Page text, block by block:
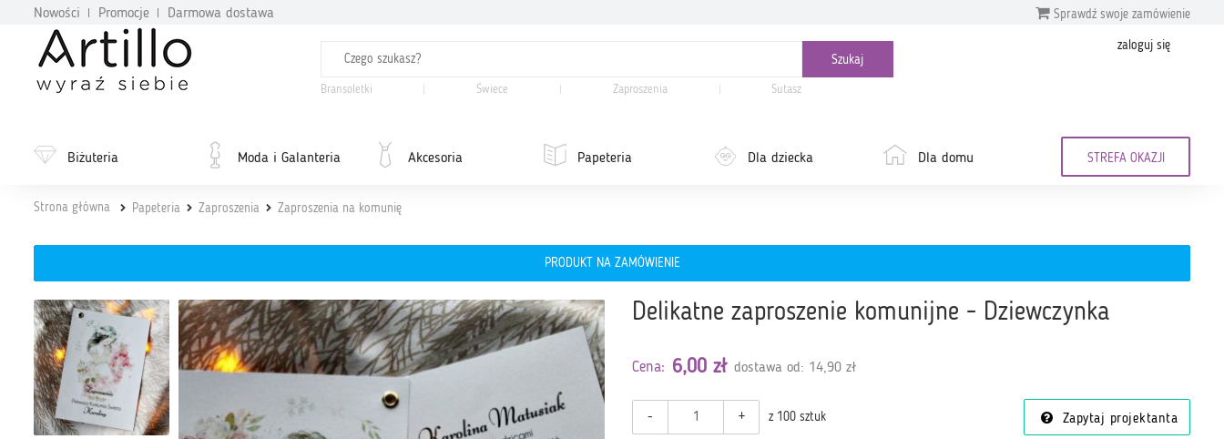
Nowości Promocje Darmowa dostawa Sprawdź swoje zamówienie
Bransoletki Świece Zaproszenia Sutasz
zaloguj się
Biżuteria Moda i Galanteria Akcesoria Papeteria Dla dziecka Dla domu STREFA OKAZJI
Strona główna Papeteria Zaproszenia Zaproszenia na komunię
PRODUKT NA ZAMÓWIENIE
Delikatne zaproszenie komunijne - Dziewczynka
Cena: 6,00 zł dostawa od: 14,90 zł
- + z 100 sztuk Zapytaj projektanta